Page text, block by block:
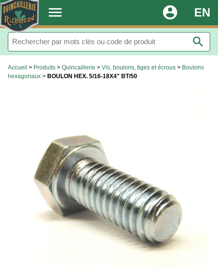
. menu EN
account_circle
search
Accueil > Produits > Quincaillerie > Vis, boulons, tiges et écrous > Boulons
hexagonaux > BOULON HEX. 5/16-18X4" BT/50